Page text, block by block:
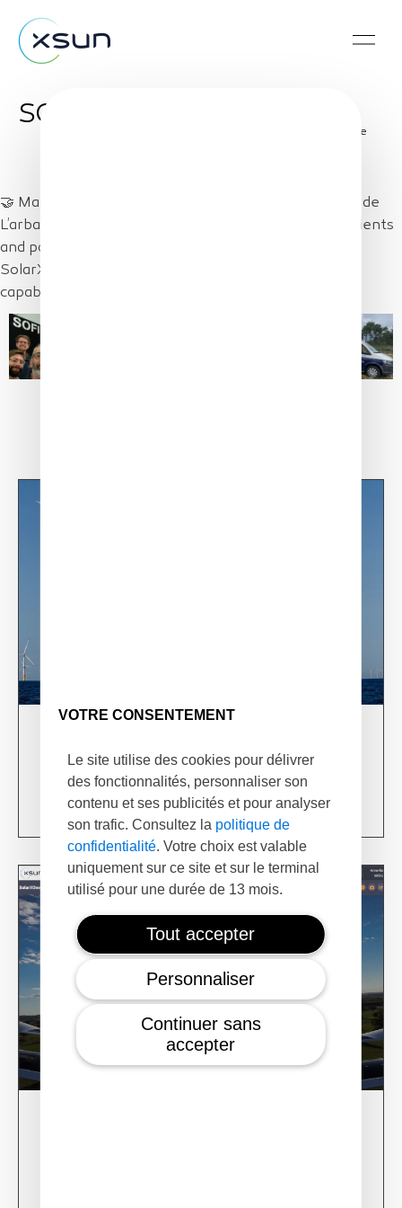
VOTRE CONSENTEMENT
Le site utilise des cookies pour délivrer
des fonctionnalités, personnaliser son
contenu et ses publicités et pour analyser
son trafic. Consultez la politique de
confidentialité. Votre choix est valable
uniquement sur ce site et sur le terminal
utilisé pour une durée de 13 mois.
Tout accepter
Personnaliser
Continuer sans
accepter
SOFINS
Share
🤝 Many thanks to all the team at SOFINS, le Cercle de
L’arbalète & XSun team. Three fantastic days with clients
and partners. All days with sun, wind, gust and rain
SolarXOne has been in the air showing its incredible
capabilities and streaming live VHR video data.
XSun & TotalEnergies on prospection mission in
USA
Learn more